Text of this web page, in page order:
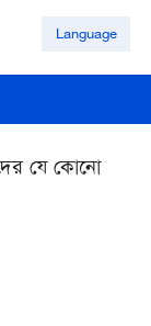
Language
যে কোনো